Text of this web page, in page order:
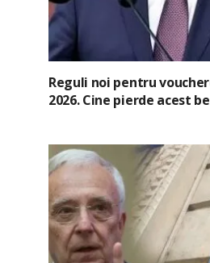
Reguli noi pentru
2026. Cine pierde acest